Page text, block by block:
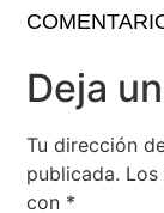
Deja
Tu dirección
publicada.
con *